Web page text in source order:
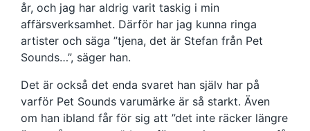
år, och jag har aldrig varit taskig i min
affärsverksamhet. Därför har jag kunna ringa
artister och säga ”tjena, det är Stefan från Pet
Sounds…”, säger han.
Det är också det enda svaret han själv har på
varför Pet Sounds varumärke är så starkt. Även
om han ibland får för sig att ”det inte räcker längre